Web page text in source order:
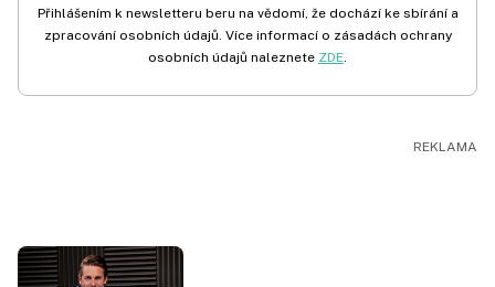
Přihlášením k newsletteru beru na vědomí, že dochází ke sbírání a
zpracování osobních údajů. Více informací o zásadách ochrany
osobních údajů naleznete ZDE.